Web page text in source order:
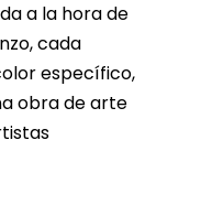
a la hora de
cada
específico,
obra de arte